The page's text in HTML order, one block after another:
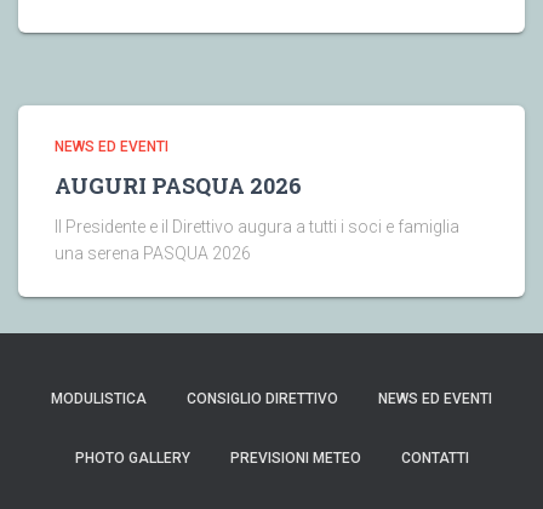
NEWS ED EVENTI
AUGURI PASQUA 2026
Il Presidente e il Direttivo augura a tutti i soci e famiglia
una serena PASQUA 2026
MODULISTICA CONSIGLIO DIRETTIVO NEWS ED EVENTI
PHOTO GALLERY PREVISIONI METEO CONTATTI